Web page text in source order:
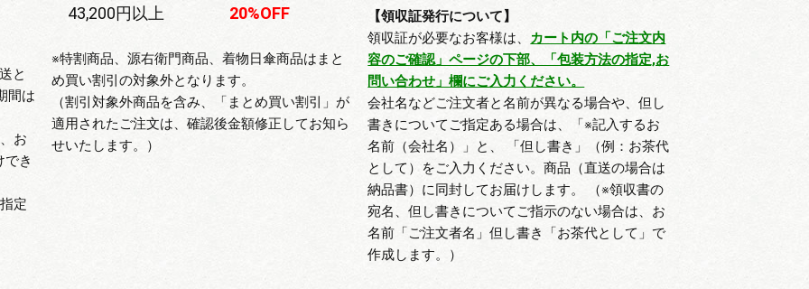
と
間は
お
き
定
43,200円以上 20%OFF
※特割商品、源右衛門商品、着物日傘商品はまと
め買い割引の対象外となります。
（割引対象外商品を含み、「まとめ買い割引」が
適用されたご注文は、確認後金額修正してお知ら
せいたします。）
【領収証発行について】
領収証が必要なお客様は、 カート内の「ご注文内
容のご確認」ページの下部、「包装方法の指定,お
問い合わせ」欄にご入力ください。
会社名などご注文者と名前が異なる場合や、但し
書きについてご指定ある場合は、「※記入するお
名前（会社名）」と、 「但し書き」（例：お茶代
として）をご入力ください。商品（直送の場合は
納品書）に同封してお届けします。 （※領収書の
宛名、但し書きについてご指示のない場合は、お
名前「ご注文者名」但し書き「お茶代として」で
作成します。）